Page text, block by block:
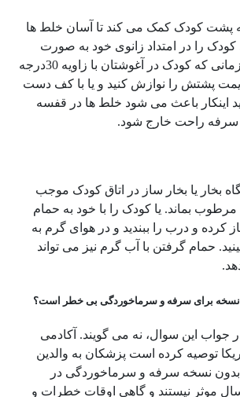
پشت کودک کمک می کند تا آسان خلط ها
کودک را در امتداد زانوی خود به صورت
انید و یا زمانی که کودک در آغوشتان با زاویه 30درجه
پشتش را نوازش کنید و یا با کف دست
اینکار باعث می شود خلط ها در قفسه
سرفه راحت خارج شود.
بخار یا بخار ساز در اتاق کودک موجب
بماند. یا کودک را با خود به حمام
کرده و درب را ببندید و در هوای گرم به
بنشینید. حمام گرفتن با آب گرم نیز می تواند
نسخه برای سرفه و سرماخوردگی بی خطر است؟
جواب این سوال، نه می گویند. آکادمی
توصیه کرده است پزشکان به والدین
بدون نسخه سرفه و سرماخوردگی در
کمتر از 6 سال موثر نیستند و گاهی اوقات خطرات و